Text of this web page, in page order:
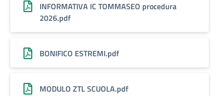
INFORMATIVA IC TOMMASEO procedura
2026.pdf
BONIFICO ESTREMI.pdf
MODULO ZTL SCUOLA.pdf